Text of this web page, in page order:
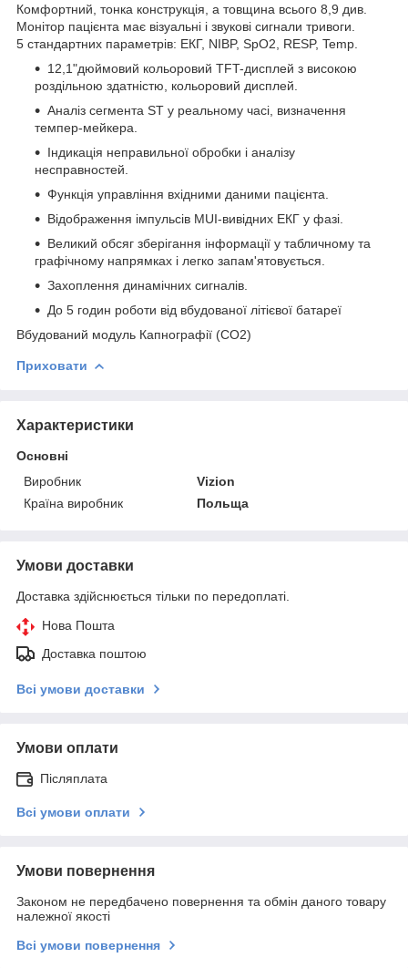
Комфортний, тонка конструкція, а товщина всього 8,9 див.
Монітор пацієнта має візуальні і звукові сигнали тривоги.
5 стандартних параметрів: ЕКГ, NIBP, SpO2, RESP, Temp.
12,1"дюймовий кольоровий TFT-дисплей з високою
роздільною здатністю, кольоровий дисплей.
Аналіз сегмента ST у реальному часі, визначення
темпер-мейкера.
Індикація неправильної обробки і аналізу
несправностей.
Функція управління вхідними даними пацієнта.
Відображення імпульсів MUI-вивідних ЕКГ у фазі.
Великий обсяг зберігання інформації у табличному та
графічному напрямках і легко запам'ятовується.
Захоплення динамічних сигналів.
До 5 годин роботи від вбудованої літієвої батареї
Вбудований модуль Капнографії (СО2)
Приховати
Характеристики
Основні
Виробник
Vizion
Країна виробник
Польща
Умови доставки
Доставка здійснюється тільки по передоплаті.
Нова Пошта
Доставка поштою
Всі умови доставки
Умови оплати
Післяплата
Всі умови оплати
Умови повернення
Законом не передбачено повернення та обмін даного товару
належної якості
Всі умови повернення